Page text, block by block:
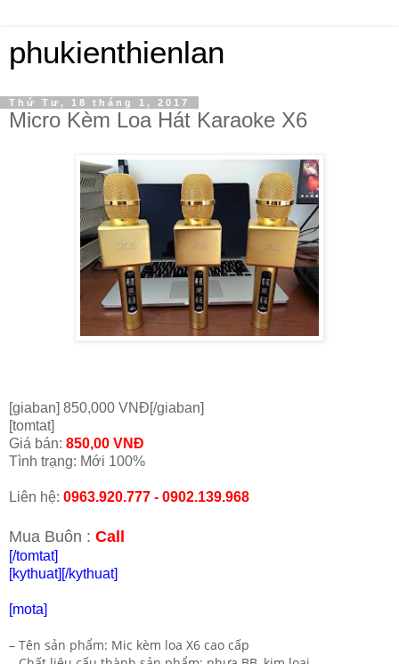
phukienthienlan
Thứ Tư, 18 tháng 1, 2017
Micro Kèm Loa Hát Karaoke X6
[giaban] 850,000 VNĐ[/giaban]
[tomtat]
Giá bán: 850,00 VNĐ
Tình trạng: Mới 100%
Liên hệ: 0963.920.777 - 0902.139.968
Mua Buôn : Call
[/tomtat]
[kythuat] [/kythuat]
[mota]
– Tên sản phẩm: Mic kèm loa X6 cao cấp